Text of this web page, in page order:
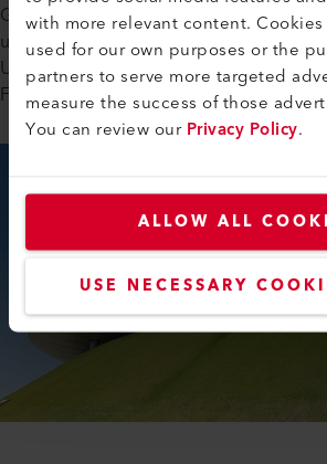
with more relevant content. Cookies
used for our own purposes or the
partners to serve more targeted
measure the success of those
You can review ourPrivacy Policy.
ALLOW ALL
USE NECESSARY
Gestaltungsfreiheit bei den
und vorgespannten Konstruktionen,
Umsetzung von 3-D-Formen,
Farbgestaltung geht.